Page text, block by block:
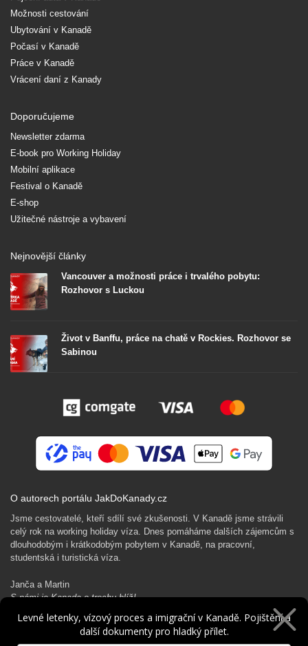
Možnosti cestování
Ubytování v Kanadě
Počasí v Kanadě
Práce v Kanadě
Vrácení daní z Kanady
Doporučujeme
Newsletter zdarma
E-book pro Working Holiday
Mobilní aplikace
Festival o Kanadě
E-shop
Užitečné nástroje a vybavení
Nejnovější články
Vancouver a možnosti práce i trvalého pobytu:
Rozhovor s Luckou
Život v Banffu, práce na chatě v Rockies. Rozhovor se
Sabinou
O autorech portálu JakDoKanady.cz
Jsme cestovatelé, kteří sdílí své zkušenosti. V Kanadě jsme strávili
celý rok na working holiday víza. Dnes pomáháme dalších zájemcům s
dlouhodobým i krátkodobým pobytem v Kanadě, na pracovní,
studentská i turistická víza.
Janča a Martin
S námi je Kanada o trochu blíž!
Rádi Ti pomůžeme s kanadským dobrodružstvím…
Levné letenky, vízový proces a imigrační v Kanadě. Pojištění a
další dokumenty pro hladký přílet.